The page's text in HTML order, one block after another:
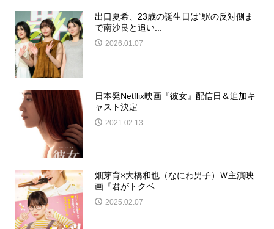
出口夏希、23歳の誕生日は“駅の反対側ま
で南沙良と追い...
2026.01.07
日本発Netflix映画『彼女』配信日＆追加キ
ャスト決定
2021.02.13
畑芽育×大橋和也（なにわ男子）Ｗ主演映
画『君がトクベ...
2025.02.07